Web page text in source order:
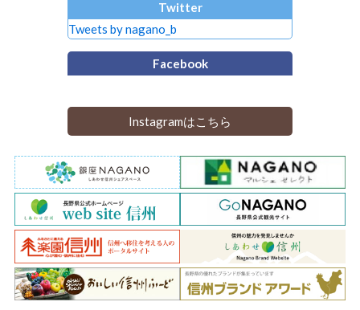
Twitter
Tweets by nagano_b
Facebook
Instagramはこちら